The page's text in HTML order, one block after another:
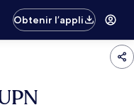
Obtenir l’appli